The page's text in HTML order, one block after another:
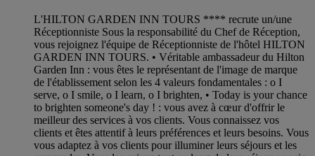
L'HILTON GARDEN INN TOURS **** recrute un/une
Réceptionniste Sous la responsabilité du Chef de Réception,
vous rejoignez l'équipe de Réceptionniste de l'hôtel HILTON
GARDEN INN TOURS. • Véritable ambassadeur du Hilton
Garden Inn : vous êtes le représentant de l'image de marque
de l'établissement selon les 4 valeurs fondamentales : o I
serve, o I smile, o I learn, o I brighten, • Today is your chance
to brighten someone's day ! : vous avez à cœur d'offrir le
meilleur des services à vos clients. Vous connaissez vos
clients et êtes attentif à leurs préférences et leurs besoins. Vous
vous adaptez à vos clients pour illuminer leurs séjours et les